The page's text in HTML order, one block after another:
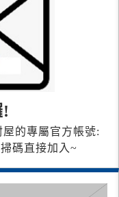
的專屬官方帳號:
碼直接加入~